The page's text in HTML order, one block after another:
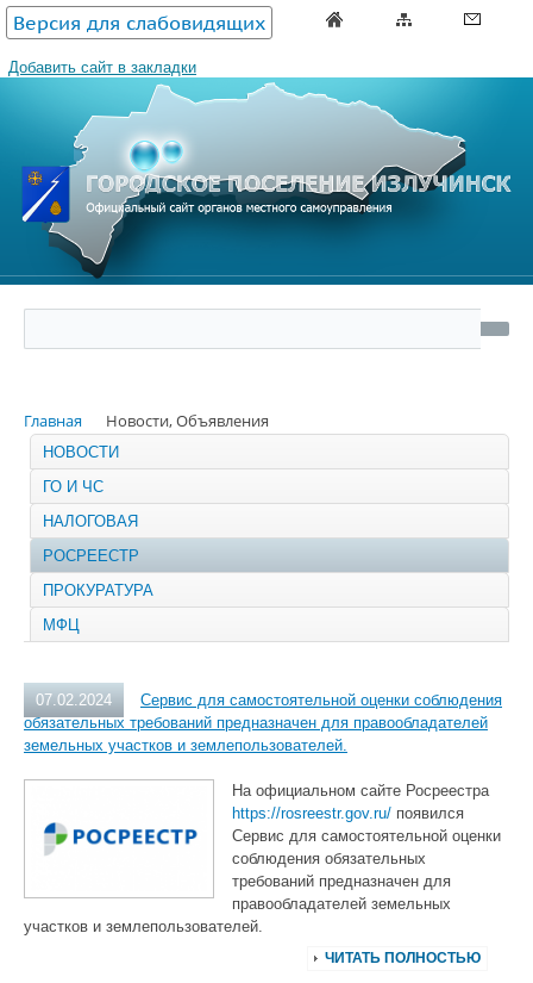
Версия для слабовидящих
Добавить сайт в закладки
Главная Новости, Объявления
НОВОСТИ
ГО И ЧС
НАЛОГОВАЯ
РОСРЕЕСТР
ПРОКУРАТУРА
МФЦ
07.02.2024
Сервис для самостоятельной оценки соблюдения
обязательных требований предназначен для правообладателей
земельных участков и землепользователей.
На официальном сайте Росреестра
https://rosreestr.gov.ru/ появился
Сервис для самостоятельной оценки
соблюдения обязательных
требований предназначен для
правообладателей земельных
участков и землепользователей.
ЧИТАТЬ ПОЛНОСТЬЮ